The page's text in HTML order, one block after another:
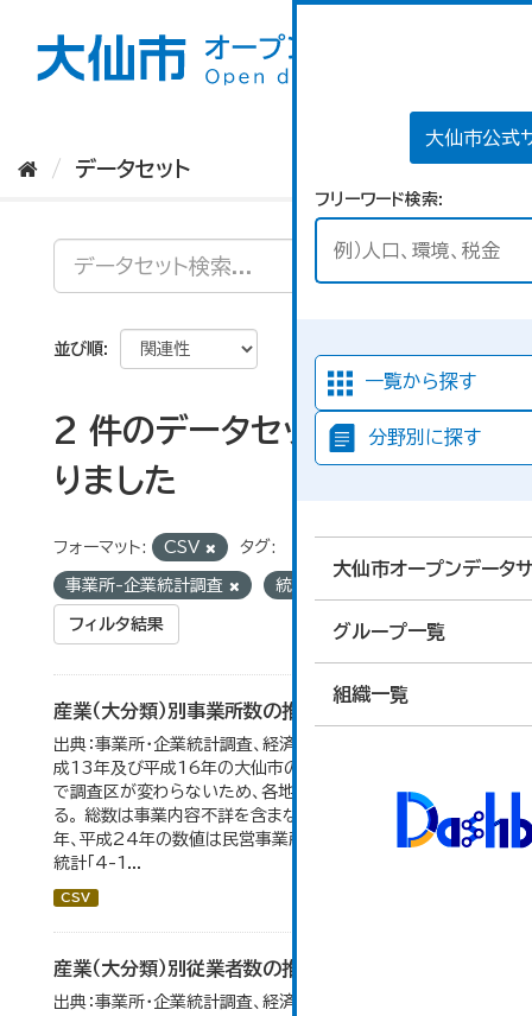
大仙市公式
フリーワード検索
一覧から探す
分野別に探す
大仙市オープンデータ
グループ一覧
組織一覧
データセット
並び順
2 件のデータセットが見つか
りました
フォーマット: CSV タグ:
事業所-企業統計調査 統計
フィルタ結果
産業（大分類）別事業所数の推移
出典：事業所・企業統計調査、経済センサス。 平成11年、平
成13年及び平成16年の大仙市の数値は、合併前、合併後
で調査区が変わらないため、各地域の数値を合算してい
る。 総数は事業内容不詳を含まない。平成11年、平成16
年、平成24年の数値は民営事業所のみの数値。 大仙市の
統計「4-1...
CSV
産業（大分類）別従業者数の推移
出典：事業所・企業統計調査、経済センサス。 平成11年、平